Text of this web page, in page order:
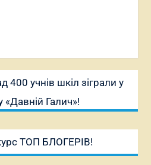
400 учнів шкіл зіграли у
Галич»!
ТОП БЛОГЕРІВ!